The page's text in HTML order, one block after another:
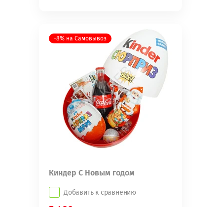
-8% на Самовывоз
Киндер С Новым годом
Добавить к сравнению